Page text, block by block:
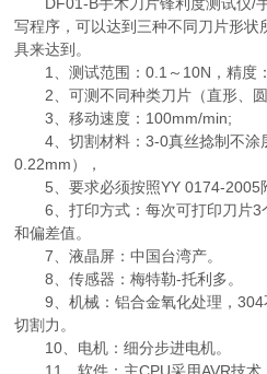
写程序，可以达到三种不同刀片形状
具来达到。
1、测试范围：0.1～10N，精度
2、可测不同种类刀片（直形、圆
3、移动速度：100mm/min;
4、切割材料：3-0真丝捻制不涂
0.22mm），
5、要求必须按照YY 0174-2005
6、打印方式：每次可打印刀片3
和偏差值。
7、液晶屏：中国台湾产。
8、传感器：梅特勒-托利多。
9、机械：铝合金氧化处理，304
切割力。
10、电机：细分步进电机。